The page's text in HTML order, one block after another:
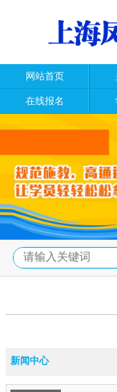
网站首页
在线报名
新闻中心